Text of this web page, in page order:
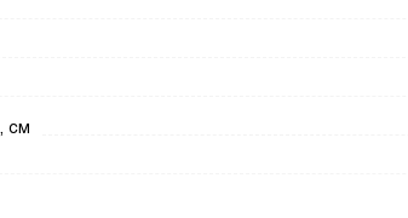
см